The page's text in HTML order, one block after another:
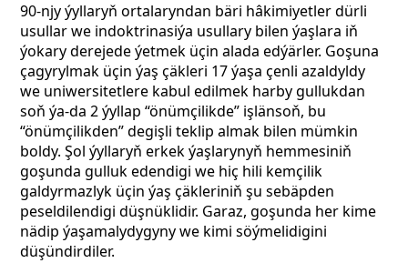
90-njy ýyllaryň ortalaryndan bäri hâkimiyetler dürli
usullar we indoktrinasiýa usullary bilen ýaşlara iň
ýokary derejede ýetmek üçin alada edýärler. Goşuna
çagyrylmak üçin ýaş çäkleri 17 ýaşa çenli azaldyldy
we uniwersitetlere kabul edilmek harby gullukdan
soň ýa-da 2 ýyllap “önümçilikde” işlänsoň, bu
“önümçilikden” degişli teklip almak bilen mümkin
boldy. Şol ýyllaryň erkek ýaşlarynyň hemmesiniň
goşunda gulluk edendigi we hiç hili kemçilik
galdyrmazlyk üçin ýaş çäkleriniň şu sebäpden
peseldilendigi düşnüklidir. Garaz, goşunda her kime
nädip ýaşamalydygyny we kimi söýmelidigini
düşündirdiler.